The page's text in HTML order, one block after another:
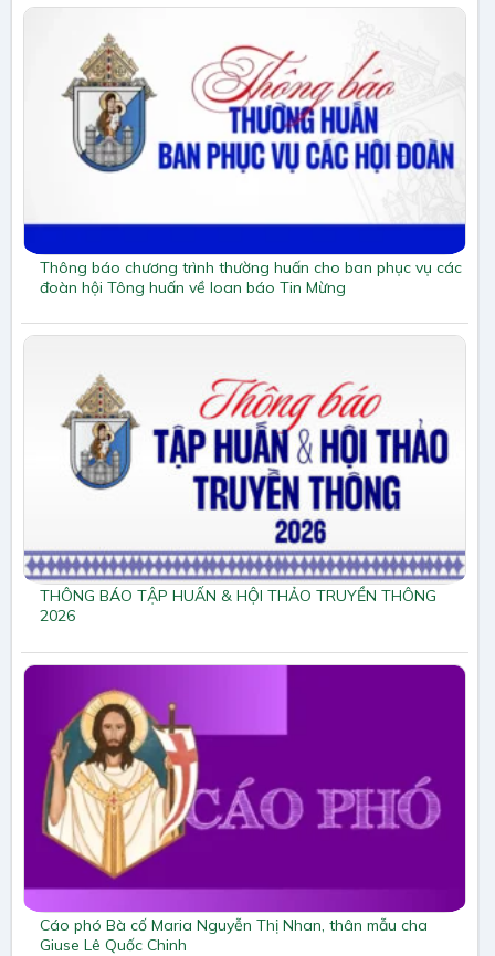
Thông báo chương trình thường huấn cho ban phục vụ các
đoàn hội Tông huấn về loan báo Tin Mừng
THÔNG BÁO TẬP HUẤN & HỘI THẢO TRUYỀN THÔNG
2026
Cáo phó Bà cố Maria Nguyễn Thị Nhan, thân mẫu cha
Giuse Lê Quốc Chinh